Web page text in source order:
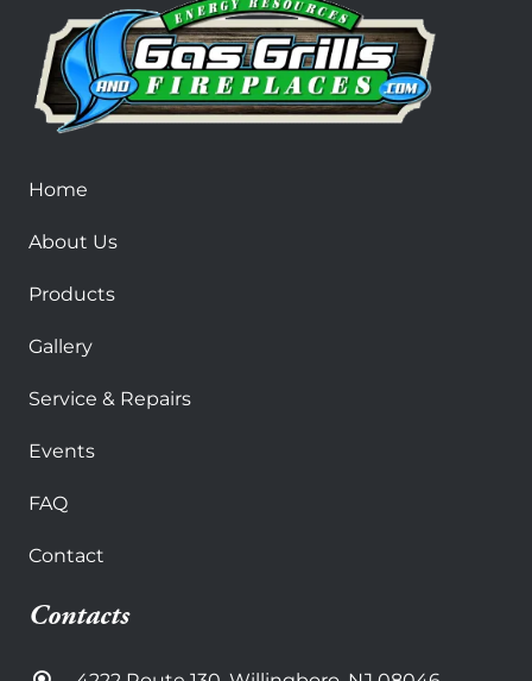
Home
About Us
Products
Gallery
Service & Repairs
Events
FAQ
Contact
Contacts